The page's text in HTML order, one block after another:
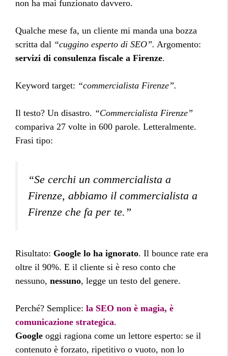
non ha mai funzionato davvero.
Qualche mese fa, un cliente mi manda una bozza
scritta dal “cuggino esperto di SEO”. Argomento:
servizi di consulenza fiscale a Firenze.
Keyword target: “commercialista Firenze”.
Il testo? Un disastro. “Commercialista Firenze”
compariva 27 volte in 600 parole. Letteralmente.
Frasi tipo:
“Se cerchi un commercialista a
Firenze, abbiamo il commercialista a
Firenze che fa per te.”
Risultato: Google lo ha ignorato. Il bounce rate era
oltre il 90%. E il cliente si è reso conto che
nessuno, nessuno, legge un testo del genere.
Perché? Semplice: la SEO non è magia, è
comunicazione strategica.
Google oggi ragiona come un lettore esperto: se il
contenuto è forzato, ripetitivo o vuoto, non lo